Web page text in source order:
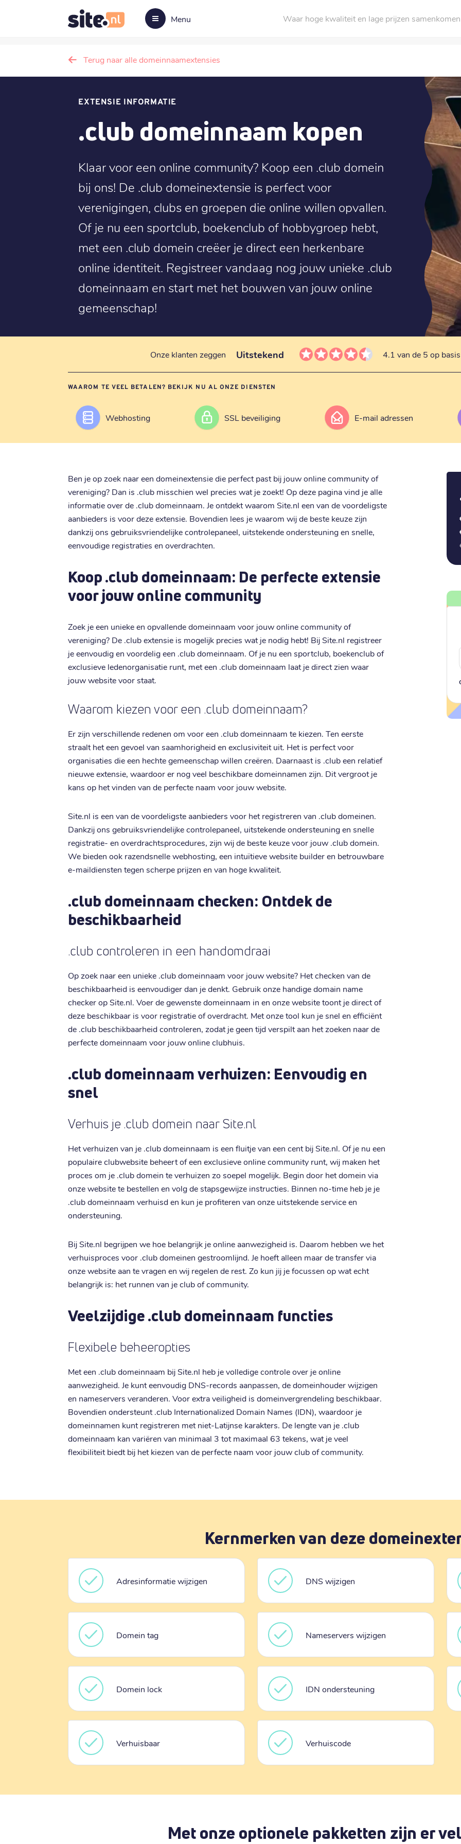
Menu Waar hoge kwaliteit en lage prijzen samenkomen
Terug naar alle domeinnaamextensies
EXTENSIE INFORMATIE
.club domeinnaam kopen
Klaar voor een online community? Koop een .club domein
bij ons! De .club domeinextensie is perfect voor
verenigingen, clubs en groepen die online willen opvallen.
Of je nu een sportclub, boekenclub of hobbygroep hebt,
met een .club domein creëer je direct een herkenbare
online identiteit. Registreer vandaag nog jouw unieke .club
domeinnaam en start met het bouwen van jouw online
gemeenschap!
Onze klanten zeggen Uitstekend 4.1 van de 5 op
WAAROM TE VEEL BETALEN? BEKIJK NU AL ONZE DIENSTEN
Webhosting SSL beveiliging E-mail adressen
Ben je op zoek naar een domeinextensie die perfect past bij jouw online community of
vereniging? Dan is .club misschien wel precies wat je zoekt! Op deze pagina vind je alle
informatie over de .club domeinnaam. Je ontdekt waarom Site.nl een van de voordeligste
aanbieders is voor deze extensie. Bovendien lees je waarom wij de beste keuze zijn
dankzij ons gebruiksvriendelijke controlepaneel, uitstekende ondersteuning en snelle,
eenvoudige registraties en overdrachten.
Koop .club domeinnaam: De perfecte extensie
voor jouw online community
Zoek je een unieke en opvallende domeinnaam voor jouw online community of
vereniging? De .club extensie is mogelijk precies wat je nodig hebt! Bij Site.nl registreer
je eenvoudig en voordelig een .club domeinnaam. Of je nu een sportclub, boekenclub of
exclusieve ledenorganisatie runt, met een .club domeinnaam laat je direct zien waar
jouw website voor staat.
Waarom kiezen voor een .club domeinnaam?
Er zijn verschillende redenen om voor een .club domeinnaam te kiezen. Ten eerste
straalt het een gevoel van saamhorigheid en exclusiviteit uit. Het is perfect voor
organisaties die een hechte gemeenschap willen creëren. Daarnaast is .club een relatief
nieuwe extensie, waardoor er nog veel beschikbare domeinnamen zijn. Dit vergroot je
kans op het vinden van de perfecte naam voor jouw website.
Site.nl is een van de voordeligste aanbieders voor het registreren van .club domeinen.
Dankzij ons gebruiksvriendelijke controlepaneel, uitstekende ondersteuning en snelle
registratie- en overdrachtsprocedures, zijn wij de beste keuze voor jouw .club domein.
We bieden ook razendsnelle webhosting, een intuïtieve website builder en betrouwbare
e-maildiensten tegen scherpe prijzen en van hoge kwaliteit.
.club domeinnaam checken: Ontdek de
beschikbaarheid
.club controleren in een handomdraai
Op zoek naar een unieke .club domeinnaam voor jouw website? Het checken van de
beschikbaarheid is eenvoudiger dan je denkt. Gebruik onze handige domain name
checker op Site.nl. Voer de gewenste domeinnaam in en onze website toont je direct of
deze beschikbaar is voor registratie of overdracht. Met onze tool kun je snel en efficiënt
de .club beschikbaarheid controleren, zodat je geen tijd verspilt aan het zoeken naar de
perfecte domeinnaam voor jouw online clubhuis.
.club domeinnaam verhuizen: Eenvoudig en
snel
Verhuis je .club domein naar Site.nl
Het verhuizen van je .club domeinnaam is een fluitje van een cent bij Site.nl. Of je nu een
populaire clubwebsite beheert of een exclusieve online community runt, wij maken het
proces om je .club domein te verhuizen zo soepel mogelijk. Begin door het domein via
onze website te bestellen en volg de stapsgewijze instructies. Binnen no-time heb je je
.club domeinnaam verhuisd en kun je profiteren van onze uitstekende service en
ondersteuning.
Bij Site.nl begrijpen we hoe belangrijk je online aanwezigheid is. Daarom hebben we het
verhuisproces voor .club domeinen gestroomlijnd. Je hoeft alleen maar de transfer via
onze website aan te vragen en wij regelen de rest. Zo kun jij je focussen op wat echt
belangrijk is: het runnen van je club of community.
Veelzijdige .club domeinnaam functies
Flexibele beheeropties
Met een .club domeinnaam bij Site.nl heb je volledige controle over je online
aanwezigheid. Je kunt eenvoudig DNS-records aanpassen, de domeinhouder wijzigen
en nameservers veranderen. Voor extra veiligheid is domeinvergrendeling beschikbaar.
Bovendien ondersteunt .club Internationalized Domain Names (IDN), waardoor je
domeinnamen kunt registreren met niet-Latijnse karakters. De lengte van je .club
domeinnaam kan variëren van minimaal 3 tot maximaal 63 tekens, wat je veel
flexibiliteit biedt bij het kiezen van de perfecte naam voor jouw club of community.
Kernmerken van deze
Adresinformatie wijzigen DNS wijzigen
Domein tag Nameservers wijzigen
Domein lock IDN ondersteuning
Verhuisbaar Verhuiscode
Met onze optionele pakketten zijn er